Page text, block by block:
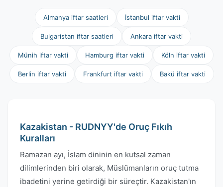
Almanya iftar saatleri İstanbul iftar vakti
Bulgaristan iftar saatleri Ankara iftar vakti
Münih iftar vakti Hamburg iftar vakti Köln iftar vakti
Berlin iftar vakti Frankfurt iftar vakti Bakü iftar vakti
Kazakistan - RUDNYY'de Oruç Fıkıh
Kuralları
Ramazan ayı, İslam dininin en kutsal zaman
dilimlerinden biri olarak, Müslümanların oruç tutma
ibadetini yerine getirdiği bir süreçtir. Kazakistan'ın